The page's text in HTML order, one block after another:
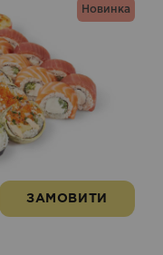
Новинка
ЗАМОВИТИ